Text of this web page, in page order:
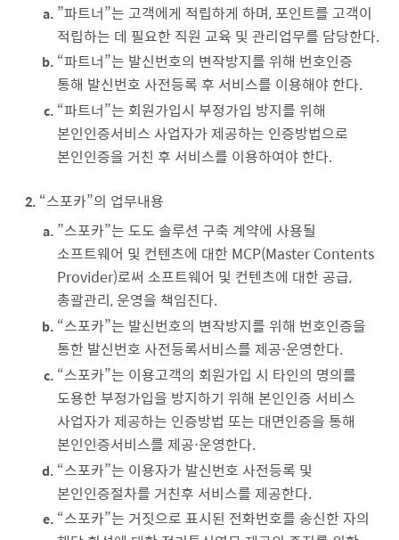
”파트너”는 고객에게 적립하게 하며, 포인트를 고객이
적립하는 데 필요한 직원 교육 및 관리업무를 담당한다.
파트너 는 발신번호의 변작방지를 위해 번호인증
통해 발신번호 사전등록 후 서비스를 이용해야 한다.
파트너 는 회원가입시 부정가입 방지를 위해
본인인증서비스 사업자가 제공하는 인증방법으로
본인인증을 거친 후 서비스를 이용하여야 한다.
스포카 의 업무내용
”스포카”는 도도 솔루션 구축 계약에 사용될
소프트웨어 및 컨텐츠에 대한 MCP(Master Contents
Provider)로써 소프트웨어 및 컨텐츠에 대한 공급,
총괄관리, 운영을 책임진다.
스포카 는 발신번호의 변작방지를 위해 번호인증을
통한 발신번호 사전등록서비스를 제공⋅운영한다.
스포카 는 이용고객의 회원가입 시 타인의 명의를
도용한 부정가입을 방지하기 위해 본인인증 서비스
사업자가 제공하는 인증방법 또는 대면인증을 통해
본인인증서비스를 제공⋅운영한다.
스포카 는 이용자가 발신번호 사전등록 및
본인인증절차를 거친후 서비스를 제공한다.
스포카 는 거짓으로 표시된 전화번호를 송신한 자의